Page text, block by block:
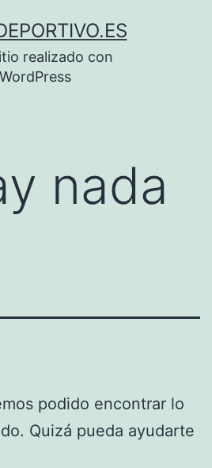
realizado con
WordPress
nada
podido encontrar lo
Quizá pueda ayudarte